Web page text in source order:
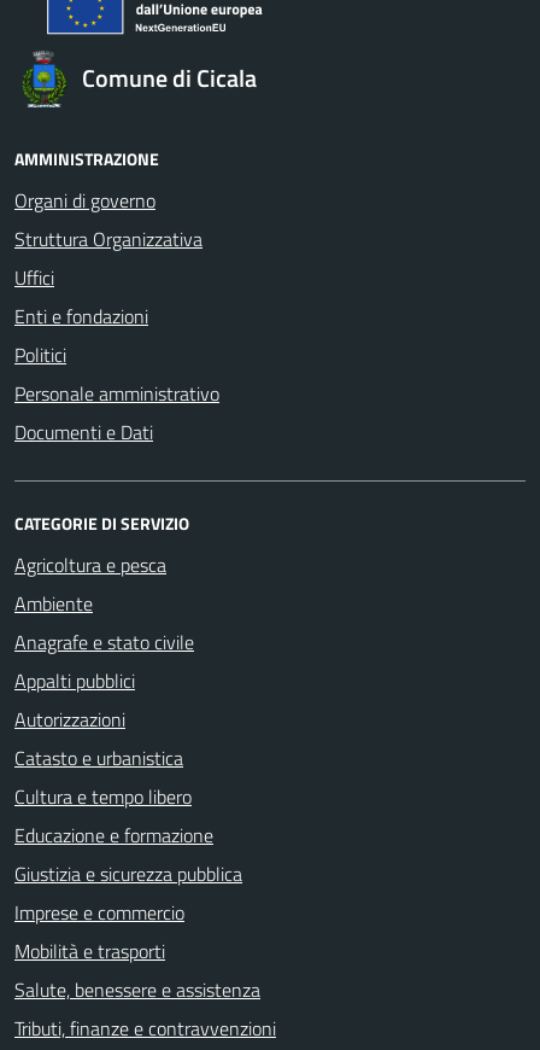
Comune di Cicala
AMMINISTRAZIONE
Organi di governo
Struttura Organizzativa
Uffici
Enti e fondazioni
Politici
Personale amministrativo
Documenti e Dati
CATEGORIE DI SERVIZIO
Agricoltura e pesca
Ambiente
Anagrafe e stato civile
Appalti pubblici
Autorizzazioni
Catasto e urbanistica
Cultura e tempo libero
Educazione e formazione
Giustizia e sicurezza pubblica
Imprese e commercio
Mobilità e trasporti
Salute, benessere e assistenza
Tributi, finanze e contravvenzioni